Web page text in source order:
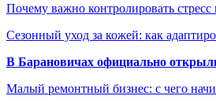
Почему важно контролировать стресс
Сезонный уход за кожей: как
В Барановичах официально
Малый ремонтный бизнес: с чего